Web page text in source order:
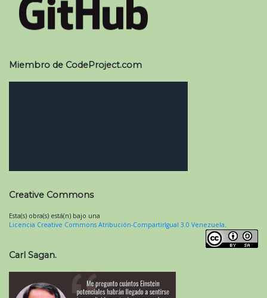
Miembro de CodeProject.com
Creative Commons
Esta(s) obra(s) está(n) bajo una
Licencia Creative Commons Atribución-CompartirIgual 3.0 Venezuela.
Carl Sagan.